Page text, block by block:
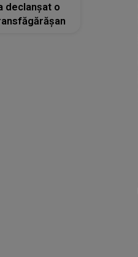
declanșat o